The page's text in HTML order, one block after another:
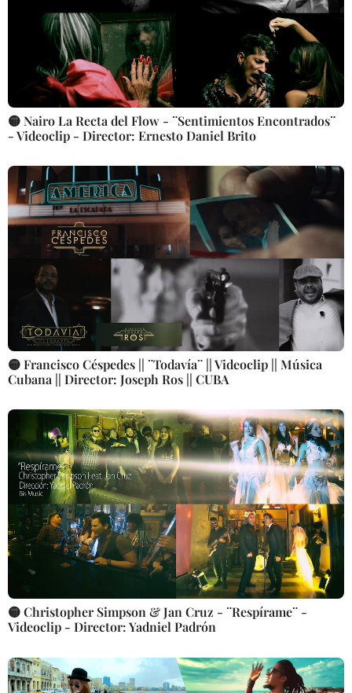
🟡 Nairo La Recta del Flow - ¨Sentimientos Encontrados¨
- Videoclip - Director: Ernesto Daniel Brito
🟡 Francisco Céspedes || ¨Todavía¨ || Videoclip || Música
Cubana || Director: Joseph Ros || CUBA
🟡 Christopher Simpson & Jan Cruz - ¨Respírame¨ -
Videoclip - Director: Yadniel Padrón